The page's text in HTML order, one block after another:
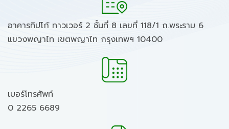
อาคารทิปโก้ ทาวเวอร์ 2 ชั้นที่ 8 เลขที่ 118/1 ถ.พระราม 6
แขวงพญาไท เขตพญาไท กรุงเทพฯ 10400
เบอร์โทรศัพท์
0 2265 6689